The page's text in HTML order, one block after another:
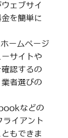
ェブサイ
を簡単に
ームページ
サイトや
認するの
者選びの
などの
ライアント
もできま